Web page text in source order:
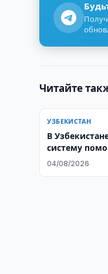
Читайте
УЗБЕКИСТАН
В
систему
04/08/2026